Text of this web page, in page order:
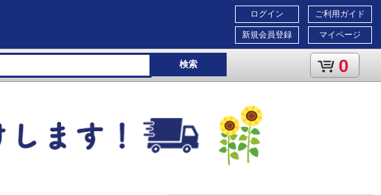
ご利用ガイド
マイページ
ログイン
新規会員登録
検索 0